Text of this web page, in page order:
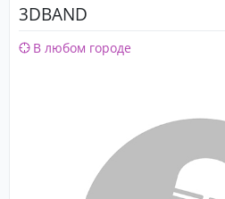
3DBAND
В любом городе